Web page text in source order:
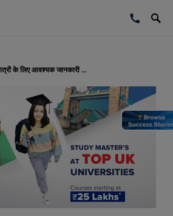
यूके की शिक्षा प्रणाली: भारतीय छात्रों के लिए आवश्यक जानकारी और अवलोकन